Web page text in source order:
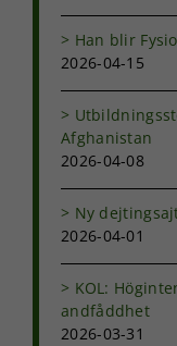
Han blir
2026-04-15
Afghanistan
2026-04-08
Ny
2026-04-01
KOL:
andfåddhet
2026-03-31